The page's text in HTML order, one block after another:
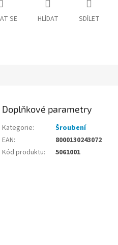
SE HLÍDAT SDÍLET
Doplňkové parametry
Kategorie:
Šroubení
EAN:
8000130243072
Kód produktu: 5061001